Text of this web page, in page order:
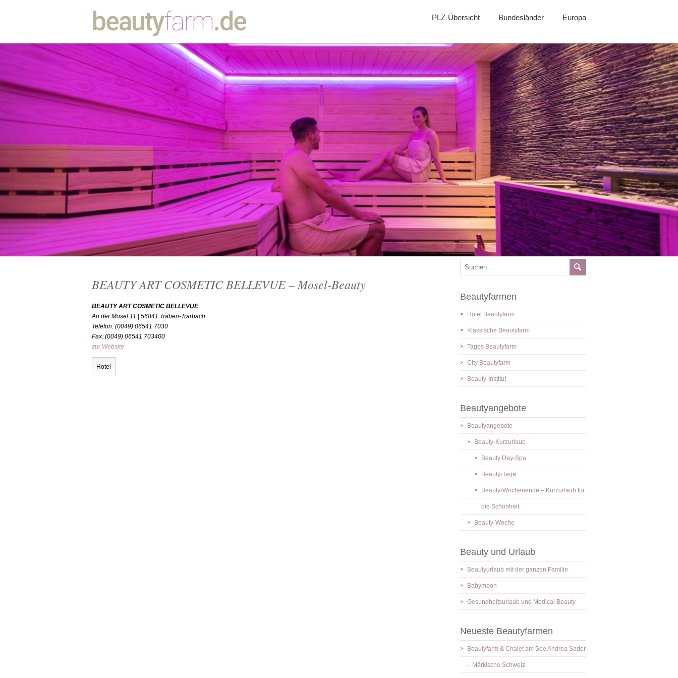
beautyfarm.de PLZ-Übersicht Bundesländer Europa
BEAUTY ART COSMETIC BELLEVUE – Mosel-Beauty
BEAUTY ART COSMETIC BELLEVUE
An der Mosel 11 | 56841 Traben-Trarbach
Telefon: (0049) 06541 7030
Fax: (0049) 06541 703400
zur Website
Hotel
Beautyfarmen
Hotel Beautyfarm
Klassische Beautyfarm
Tages Beautyfarm
City Beautyfarm
Beauty-Institut
Beautyangebote
Beautyangebote
Beauty-Kurzurlaub
Beauty Day-Spa
Beauty-Tage
Beauty-Wochenende – Kurzurlaub für
die Schönheit
Beauty-Woche
Beauty und Urlaub
Beautyurlaub mit der ganzen Familie
Babymoon
Gesundheitsurlaub und Medical Beauty
Neueste Beautyfarmen
Beautyfarm & Chalet am See Andrea Sader
– Märkische Schweiz